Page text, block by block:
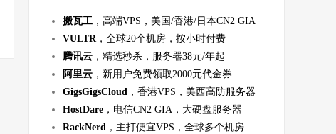
搬瓦工 ，高端VPS，美国/香港/日本CN2 GIA
VULTR ，全球20个机房，按小时付费
腾讯云 ，精选秒杀，服务器38元/年起
阿里云 ，新用户免费领取2000元代金券
GigsGigsCloud ，香港VPS，美西高防服务器
HostDare ，电信CN2 GIA，大硬盘服务器
RackNerd ，主打便宜VPS，全球多个机房